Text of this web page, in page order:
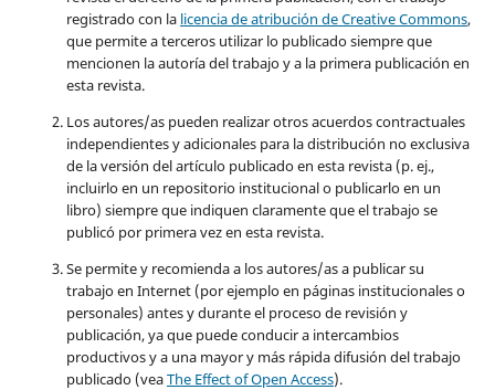
registrado con la licencia de atribución de Creative Commons,
que permite a terceros utilizar lo publicado siempre que
mencionen la autoría del trabajo y a la primera publicación en
esta revista.
Los autores/as pueden realizar otros acuerdos contractuales
independientes y adicionales para la distribución no exclusiva
de la versión del artículo publicado en esta revista (p. ej.,
incluirlo en un repositorio institucional o publicarlo en un
libro) siempre que indiquen claramente que el trabajo se
publicó por primera vez en esta revista.
Se permite y recomienda a los autores/as a publicar su
trabajo en Internet (por ejemplo en páginas institucionales o
personales) antes y durante el proceso de revisión y
publicación, ya que puede conducir a intercambios
productivos y a una mayor y más rápida difusión del trabajo
publicado (veaThe Effect of Open Access).